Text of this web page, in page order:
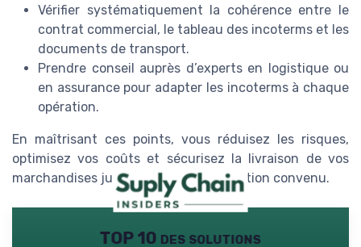
Vérifier systématiquement la cohérence entre le
contrat commercial, le tableau des incoterms et les
documents de transport.
Prendre conseil auprès d’experts en logistique ou
en assurance pour adapter les incoterms à chaque
opération.
En maîtrisant ces points, vous réduisez les risques,
optimisez vos coûts et sécurisez la livraison de vos
marchandises jusqu’au lieu de destination convenu.
TOP 10 des solutions